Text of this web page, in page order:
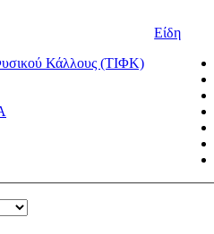
Κάλλους (ΤΙΦΚ)
Είδη